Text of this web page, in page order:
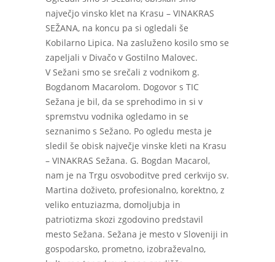
največjo vinsko klet na Krasu – VINAKRAS
SEŽANA, na koncu pa si ogledali še
Kobilarno Lipica. Na zasluženo kosilo smo se
zapeljali v Divačo v Gostilno Malovec.
V Sežani smo se srečali z vodnikom g.
Bogdanom Macarolom. Dogovor s TIC
Sežana je bil, da se sprehodimo in si v
spremstvu vodnika ogledamo in se
seznanimo s Sežano. Po ogledu mesta je
sledil še obisk največje vinske kleti na Krasu
– VINAKRAS Sežana. G. Bogdan Macarol,
nam je na Trgu osvoboditve pred cerkvijo sv.
Martina doživeto, profesionalno, korektno, z
veliko entuziazma, domoljubja in
patriotizma skozi zgodovino predstavil
mesto Sežana. Sežana je mesto v Sloveniji in
gospodarsko, prometno, izobraževalno,